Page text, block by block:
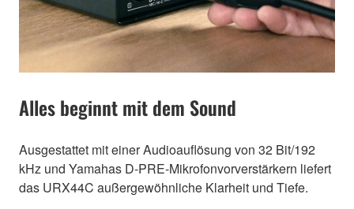
Alles beginnt mit dem Sound
Ausgestattet mit einer Audioauflösung von 32 Bit/192
kHz und Yamahas D-PRE-Mikrofonvorverstärkern liefert
das URX44C außergewöhnliche Klarheit und Tiefe.